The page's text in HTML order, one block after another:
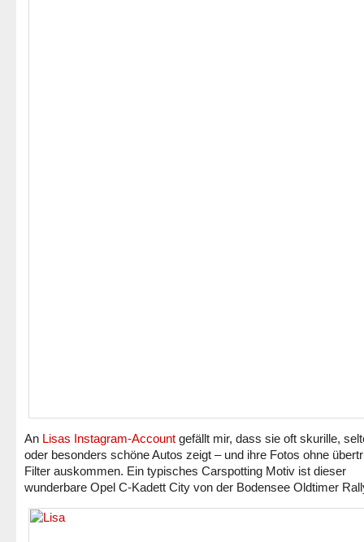
An Lisas Instagram-Account gefällt mir, dass sie oft skurille,
oder besonders schöne Autos zeigt – und ihre Fotos ohne
Filter auskommen. Ein typisches Carspotting Motiv ist dieser
wunderbare Opel C-Kadett City von der Bodensee Oldtimer